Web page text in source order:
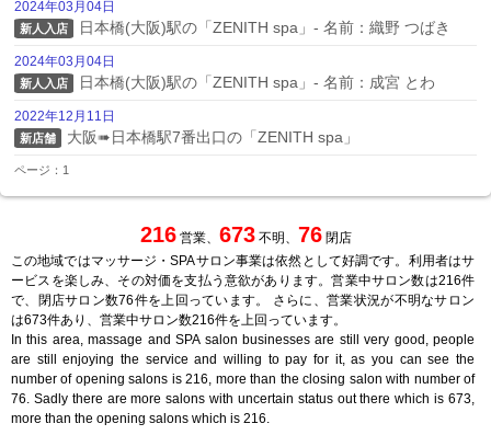
2024年03月04日
新人入店 日本橋(大阪)駅の「ZENITH spa」- 名前：織野 つばき
2024年03月04日
新人入店 日本橋(大阪)駅の「ZENITH spa」- 名前：成宮 とわ
2022年12月11日
新店舗 大阪➠日本橋駅7番出口の「ZENITH spa」
ページ：1
216営業、 673不明、 76閉店
この地域ではマッサージ・SPAサロン事業は依然として好調です。利用者はサ
ービスを楽しみ、その対価を支払う意欲があります。営業中サロン数は216件
で、閉店サロン数76件を上回っています。 さらに、営業状況が不明なサロン
は673件あり、営業中サロン数216件を上回っています。
In this area, massage and SPA salon businesses are still very good, people
are still enjoying the service and willing to pay for it, as you can see the
number of opening salons is 216, more than the closing salon with number of
76. Sadly there are more salons with uncertain status out there which is 673,
more than the opening salons which is 216.